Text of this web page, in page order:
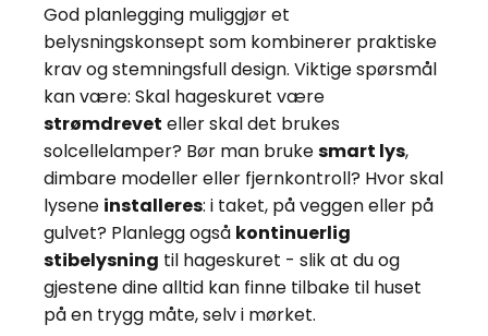
God planlegging muliggjør et
belysningskonsept som kombinerer praktiske
krav og stemningsfull design. Viktige spørsmål
kan være: Skal hageskuret være
strømdrevet eller skal det brukes
solcellelamper? Bør man brukesmart lys,
dimbare modeller eller fjernkontroll? Hvor skal
lysene installeres: i taket, på veggen eller på
gulvet? Planlegg også kontinuerlig
stibelysning til hageskuret - slik at du og
gjestene dine alltid kan finne tilbake til huset
på en trygg måte, selv i mørket.